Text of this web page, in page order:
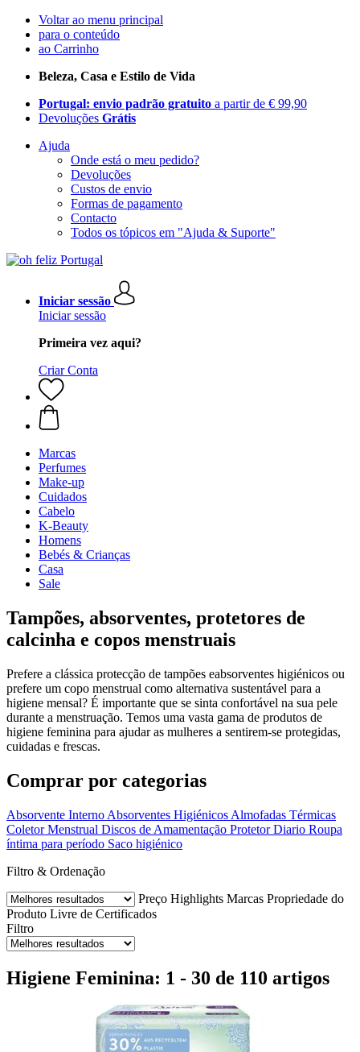
Voltar ao menu principal
para o conteúdo
ao Carrinho
Beleza, Casa e Estilo de Vida
Portugal: envio padrão gratuito a partir de € 99,90
Devoluções Grátis
Ajuda
Onde está o meu pedido?
Devoluções
Custos de envio
Formas de pagamento
Contacto
Todos os tópicos em "Ajuda & Suporte"
Iniciar sessão
Iniciar sessão
Primeira vez aqui?
Criar Conta
Marcas
Perfumes
Make-up
Cuidados
Cabelo
K-Beauty
Homens
Bebés & Crianças
Casa
Sale
Tampões, absorventes, protetores de
calcinha e copos menstruais
Prefere a clássica protecção de tampões eabsorventes higiénicos ou
prefere um copo menstrual como alternativa sustentável para a
higiene mensal? É importante que se sinta confortável na sua pele
durante a menstruação. Temos uma vasta gama de produtos de
higiene feminina para ajudar as mulheres a sentirem-se protegidas,
cuidadas e frescas.
Comprar por categorias
Absorvente Interno Absorventes Higiénicos Almofadas Térmicas
Coletor Menstrual Discos de Amamentação Protetor Diario Roupa
íntima para período Saco higiénico
Filtro & Ordenação
Preço Highlights Marcas Propriedade do
Produto Livre de Certificados
Filtro
Higiene Feminina: 1 - 30 de 110 artigos